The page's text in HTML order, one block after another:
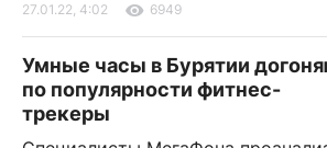
27.01.22, 4:02 6949
Умные часы в Бурятии
по популярности фитнес-
трекеры